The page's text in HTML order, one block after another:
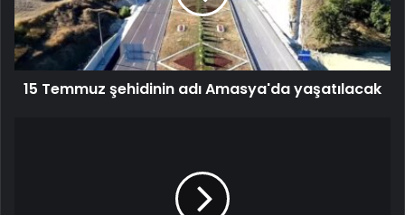
15 Temmuz şehidinin adı Amasya'da yaşatılacak